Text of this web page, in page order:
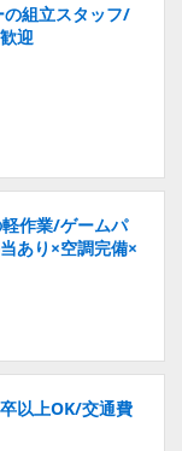
の組立スタッフ/
迎
作業/ゲームパ
あり×空調完備×
以上OK/交通費